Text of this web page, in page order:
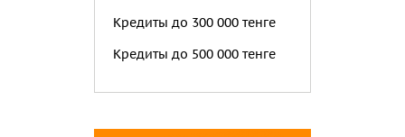
Кредиты до 300 000 тенге
Кредиты до 500 000 тенге